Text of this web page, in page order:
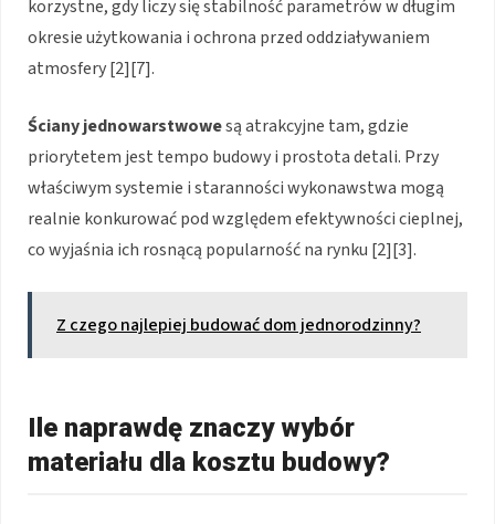
korzystne, gdy liczy się stabilność parametrów w długim
okresie użytkowania i ochrona przed oddziaływaniem
atmosfery [2][7].
Ściany jednowarstwowesą atrakcyjne tam, gdzie
priorytetem jest tempo budowy i prostota detali. Przy
właściwym systemie i staranności wykonawstwa mogą
realnie konkurować pod względem efektywności cieplnej,
co wyjaśnia ich rosnącą popularność na rynku [2][3].
Z czego najlepiej budować dom jednorodzinny?
Ile naprawdę znaczy wybór
materiału dla kosztu budowy?